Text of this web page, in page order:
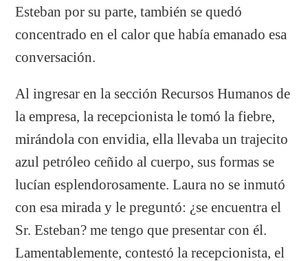
Esteban por su parte, también se quedó
concentrado en el calor que había emanado esa
conversación.
Al ingresar en la sección Recursos Humanos de
la empresa, la recepcionista le tomó la fiebre,
mirándola con envidia, ella llevaba un trajecito
azul petróleo ceñido al cuerpo, sus formas se
lucían esplendorosamente. Laura no se inmutó
con esa mirada y le preguntó: ¿se encuentra el
Sr. Esteban? me tengo que presentar con él.
Lamentablemente, contestó la recepcionista, el